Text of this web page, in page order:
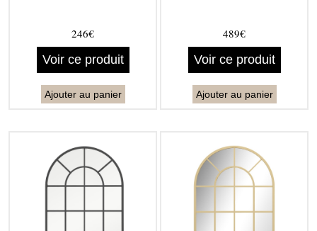
246€
Voir ce produit
Ajouter au panier
489€
Voir ce produit
Ajouter au panier